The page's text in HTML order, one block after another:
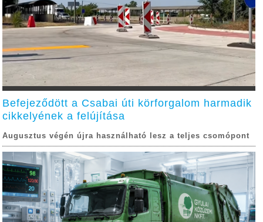
Befejeződött a Csabai úti körforgalom harmadik
cikkelyének a felújítása
Augusztus végén újra használható lesz a teljes csomópont